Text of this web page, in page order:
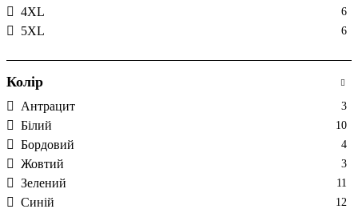
4XL 6
5XL 6
Колір
Антрацит 3
Білий 10
Бордовий 4
Жовтий 3
Зелений 11
Синій 12